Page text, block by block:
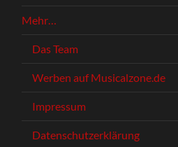
Mehr…
Das Team
Werben auf Musicalzone.de
Impressum
Datenschutzerklärung